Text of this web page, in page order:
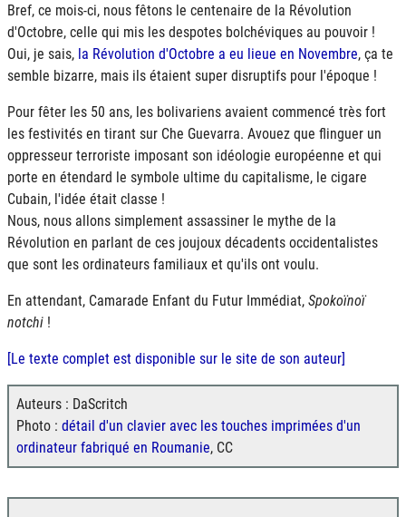
Bref, ce mois-ci, nous fêtons le centenaire de la Révolution
d'Octobre, celle qui mis les despotes bolchéviques au pouvoir !
Oui, je sais, la Révolution d'Octobre a eu lieue en Novembre, ça te
semble bizarre, mais ils étaient super disruptifs pour l'époque !
Pour fêter les 50 ans, les bolivariens avaient commencé très fort
les festivités en tirant sur Che Guevarra. Avouez que flinguer un
oppresseur terroriste imposant son idéologie européenne et qui
porte en étendard le symbole ultime du capitalisme, le cigare
Cubain, l'idée était classe !
Nous, nous allons simplement assassiner le mythe de la
Révolution en parlant de ces joujoux décadents occidentalistes
que sont les ordinateurs familiaux et qu'ils ont voulu.
En attendant, Camarade Enfant du Futur Immédiat, Spokoïnoï
notchi !
[Le texte complet est disponible sur le site de son auteur]
Auteurs : DaScritch
Photo : détail d'un clavier avec les touches imprimées d'un
ordinateur fabriqué en Roumanie, CC